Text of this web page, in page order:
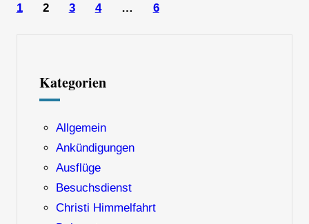
1 2 3 4 … 6
Kategorien
Allgemein
Ankündigungen
Ausflüge
Besuchsdienst
Christi Himmelfahrt